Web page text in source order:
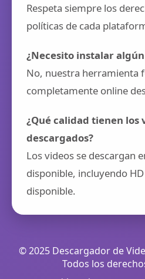
Respeta siempre los
políticas de cada
¿Necesito instalar
No, nuestra herramienta
completamente online
¿Qué calidad tienen los
descargados?
Los videos se descargan
disponible, incluyendo
disponible.
© 2025 Descargador de
Todos los